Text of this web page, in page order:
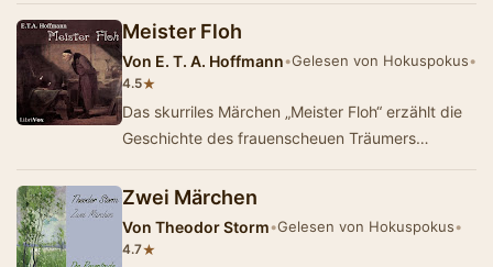
Meister Floh
Von E. T. A. Hoffmann•Gelesen von Hokuspokus•
4.5★
Das skurriles Märchen „Meister Floh“ erzählt die
Geschichte des frauenscheuen Träumers
Zwei Märchen
Von Theodor Storm•Gelesen von Hokuspokus•
4.7★